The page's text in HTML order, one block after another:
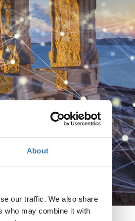
About
our traffic. We also share
who may combine it with